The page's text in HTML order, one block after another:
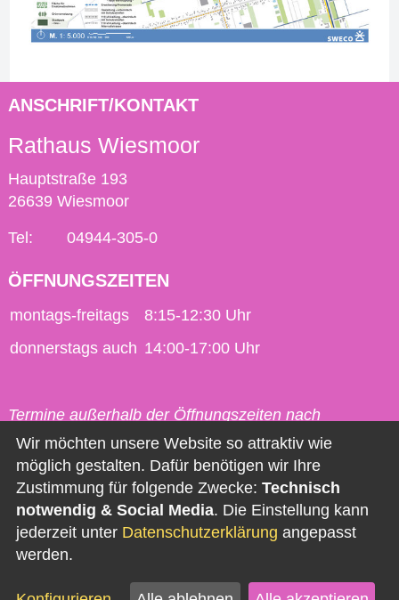
ANSCHRIFT/KONTAKT
Rathaus Wiesmoor
Hauptstraße 193
26639 Wiesmoor
Tel: 04944-305-0
ÖFFNUNGSZEITEN
montags-freitags
8:15-12:30 Uhr
donnerstags auch 14:00-17:00 Uhr
Termine außerhalb der Öffnungszeiten nach
vorheriger Vereinbarung möglich.
Kontakt
Impressum
Datenschutz
Wir möchten unsere Website so attraktiv wie
möglich gestalten. Dafür benötigen wir Ihre
Zustimmung für folgende Zwecke: Technisch
notwendig & Social Media. Die Einstellung kann
jederzeit unter Datenschutzerklärung angepasst
werden.